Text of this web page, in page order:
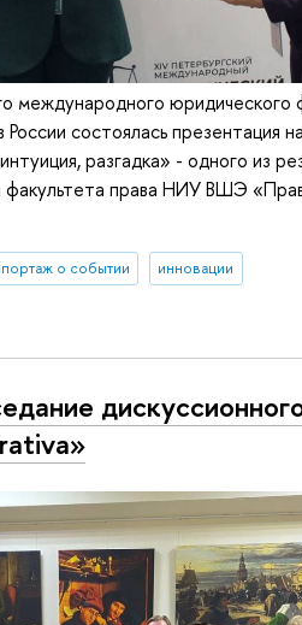
международного юридического
состоялась презентация
разгадка» - одного из
факультета права НИУ ВШЭ
о событии инновации